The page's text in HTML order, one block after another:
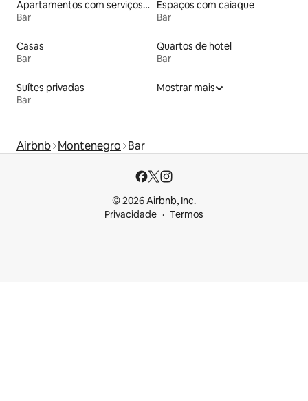
Apartamentos com serviços incluídos
Bar
Espaços com caiaque
Bar
Casas
Bar
Quartos de hotel
Bar
Suítes privadas
Bar
Mostrar mais
Airbnb Montenegro Bar
© 2026 Airbnb, Inc.
Privacidade
Termos